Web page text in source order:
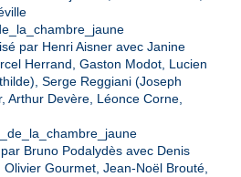
par Henri Aisner avec Janine
Herrand, Gaston Modot, Lucien
Serge Reggiani (Joseph
Arthur Devère, Léonce Corne,
Bruno Podalydès avec Denis
Gourmet, Jean-Noël Brouté,